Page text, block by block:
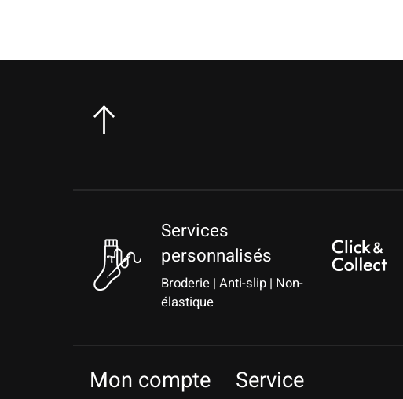
Services
personnalisés
Broderie | Anti-slip | Non-
élastique
Mon compte Service